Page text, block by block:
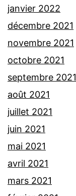
janvier 2022
décembre 2021
novembre 2021
octobre 2021
septembre 2021
août 2021
juillet 2021
juin 2021
mai 2021
avril 2021
mars 2021